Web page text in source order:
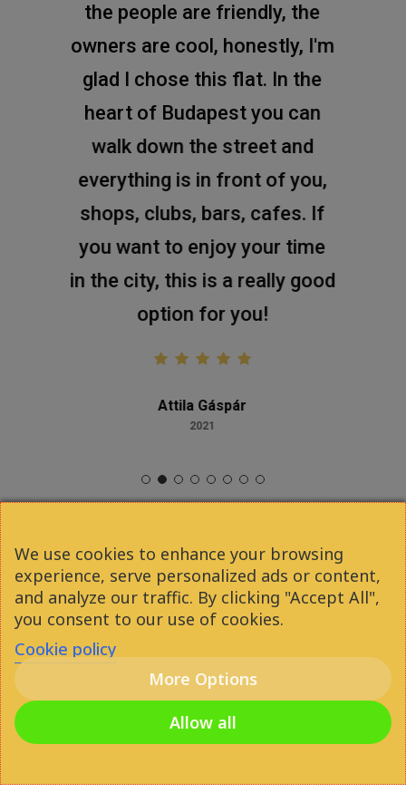
the people are friendly, the
owners are cool, honestly, I'm
glad I chose this flat. In the
heart of Budapest you can
walk down the street and
everything is in front of you,
shops, clubs, bars, cafes. If
you want to enjoy your time
in the city, this is a really good
option for you!
Attila Gáspár
2021
facebook youtube instagramphone
We use cookies to enhance your browsing
experience, serve personalized ads or content,
and analyze our traffic. By clicking "Accept All",
you consent to our use of cookies.
Cookie policy
More Options
Allow all